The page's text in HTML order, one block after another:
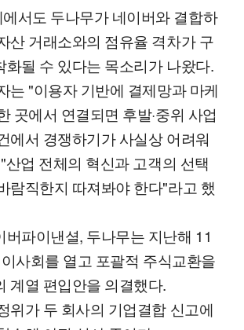
서도 두나무가 네이버와 결합하
산 거래소와의 점유율 격차가 구
화될 수 있다는 목소리가 나왔다.
는 "이용자 기반에 결제망과 마케
곳에서 연결되면 후발·중위 사업
에서 경쟁하기가 사실상 어려워
산업 전체의 혁신과 고객의 선택
람직한지 따져봐야 한다"라고 했
버파이낸셜, 두나무는 지난해 11
사회를 열고 포괄적 주식교환을
계열 편입안을 의결했다.
위가 두 회사의 기업결합 신고에